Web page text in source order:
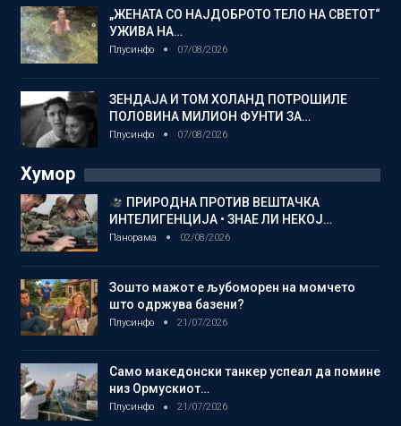
„ЖЕНАТА СО НАЈДОБРОТО ТЕЛО НА СВЕТОТ“
УЖИВА НА…
Плусинфо 07/08/2026
ЗЕНДАЈА И ТОМ ХОЛАНД ПОТРОШИЛЕ
ПОЛОВИНА МИЛИОН ФУНТИ ЗА…
Плусинфо 07/08/2026
Хумор
ПРИРОДНА ПРОТИВ ВЕШТАЧКА
ИНТЕЛИГЕНЦИЈА • ЗНАЕ ЛИ НЕКОЈ…
Панорама 02/08/2026
Зошто мажот е љубоморен на момчето
што одржува базени?
Плусинфо 21/07/2026
Само македонски танкер успеал да помине
низ Ормускиот…
Плусинфо 21/07/2026